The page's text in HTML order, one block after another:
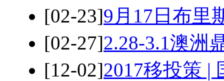
[02-23]9月17日布里
[02-27]2.28-3.1澳洲
[12-02]2017移投策 |